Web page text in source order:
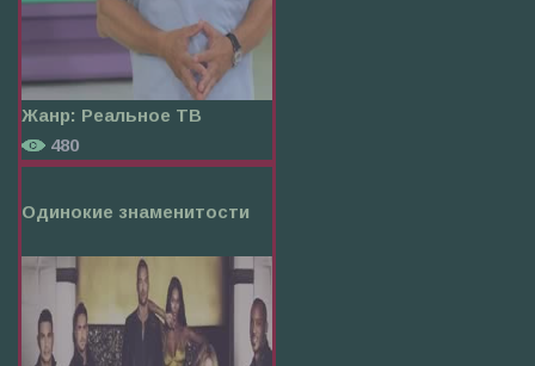
Жанр: Реальное ТВ
480
Одинокие знаменитости